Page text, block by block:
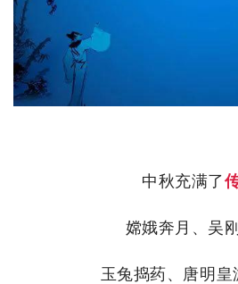
中秋充满了
嫦娥奔月、吴
玉兔捣药、唐明皇